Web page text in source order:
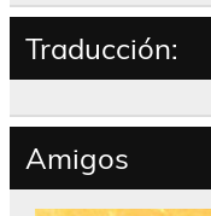
Traducción:
Amigos